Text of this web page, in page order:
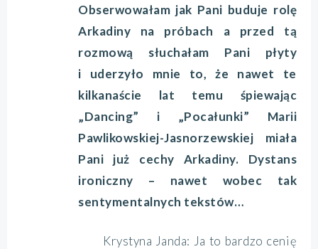
Obserwowałam jak Pani buduje rolę
Arkadiny na próbach a przed tą
rozmową słuchałam Pani płyty
i uderzyło mnie to, że nawet te
kilkanaście lat temu śpiewając
„Dancing” i „Pocałunki” Marii
Pawlikowskiej-Jasnorzewskiej miała
Pani już cechy Arkadiny. Dystans
ironiczny – nawet wobec tak
sentymentalnych tekstów…
Krystyna Janda: Ja to bardzo cenię